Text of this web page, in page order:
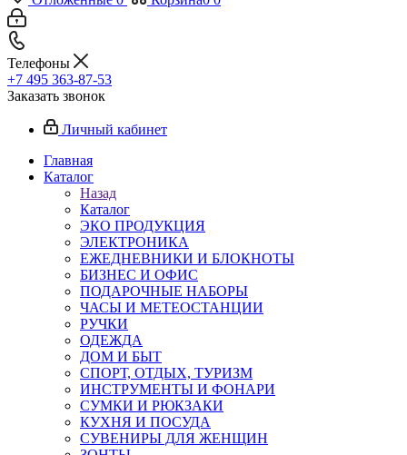
Телефоны
+7 495 363-87-53
Заказать звонок
Личный кабинет
Главная
Каталог
Назад
Каталог
ЭКО ПРОДУКЦИЯ
ЭЛЕКТРОНИКА
ЕЖЕДНЕВНИКИ И БЛОКНОТЫ
БИЗНЕС И ОФИС
ПОДАРОЧНЫЕ НАБОРЫ
ЧАСЫ И МЕТЕОСТАНЦИИ
РУЧКИ
ОДЕЖДА
ДОМ И БЫТ
СПОРТ, ОТДЫХ, ТУРИЗМ
ИНСТРУМЕНТЫ И ФОНАРИ
СУМКИ И РЮКЗАКИ
КУХНЯ И ПОСУДА
СУВЕНИРЫ ДЛЯ ЖЕНЩИН